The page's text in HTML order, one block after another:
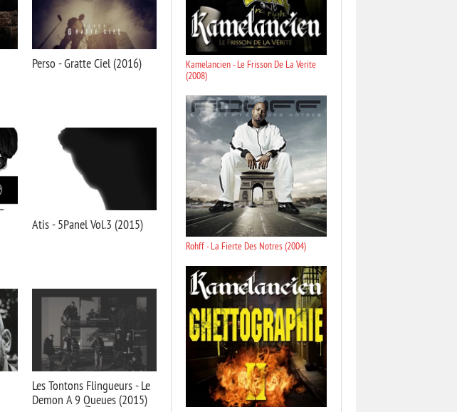
Perso - Gratte Ciel (2016)
Atis - 5Panel Vol.3 (2015)
Les Tontons Flingueurs - Le
Demon A 9 Queues (2015)
Kamelancien - Le Frisson De La Verite
(2008)
Rohff - La Fierte Des Notres (2004)